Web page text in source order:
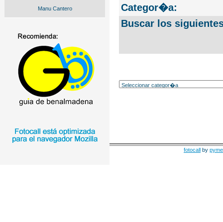
Manu Cantero
Categor�a:
Buscar los
fotocall by